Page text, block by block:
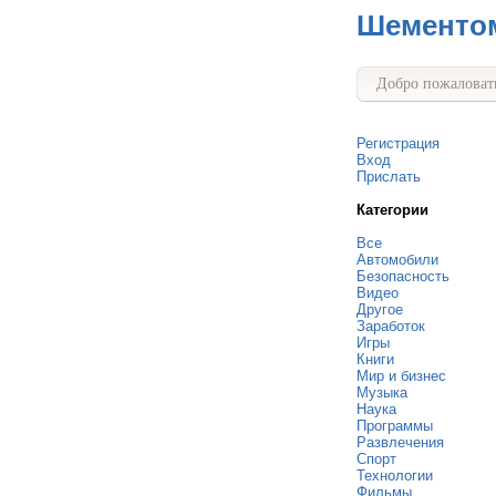
Добро
Регистрация
Вход
Прислать
Категории
Все
Автомобили
Безопасность
Видео
Другое
Заработок
Игры
Книги
Мир и бизнес
Музыка
Наука
Программы
Развлечения
Спорт
Технологии
Фильмы